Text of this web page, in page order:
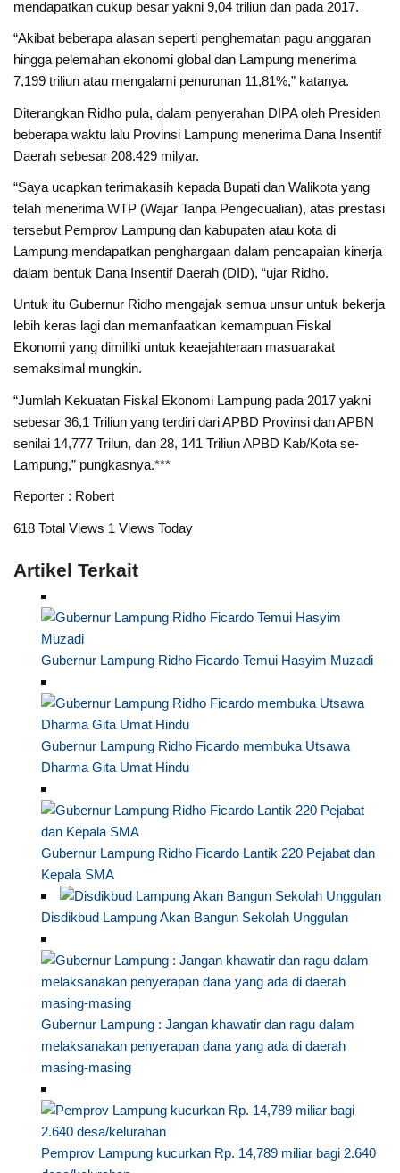
mendapatkan cukup besar yakni 9,04 triliun dan pada 2017.
“Akibat beberapa alasan seperti penghematan pagu anggaran
hingga pelemahan ekonomi global dan Lampung menerima
7,199 triliun atau mengalami penurunan 11,81%,” katanya.
Diterangkan Ridho pula, dalam penyerahan DIPA oleh Presiden
beberapa waktu lalu Provinsi Lampung menerima Dana Insentif
Daerah sebesar 208.429 milyar.
“Saya ucapkan terimakasih kepada Bupati dan Walikota yang
telah menerima WTP (Wajar Tanpa Pengecualian), atas prestasi
tersebut Pemprov Lampung dan kabupaten atau kota di
Lampung mendapatkan penghargaan dalam pencapaian kinerja
dalam bentuk Dana Insentif Daerah (DID), “ujar Ridho.
Untuk itu Gubernur Ridho mengajak semua unsur untuk bekerja
lebih keras lagi dan memanfaatkan kemampuan Fiskal
Ekonomi yang dimiliki untuk keaejahteraan masuarakat
semaksimal mungkin.
“Jumlah Kekuatan Fiskal Ekonomi Lampung pada 2017 yakni
sebesar 36,1 Triliun yang terdiri dari APBD Provinsi dan APBN
senilai 14,777 Trilun, dan 28, 141 Triliun APBD Kab/Kota se-
Lampung,” pungkasnya.***
Reporter : Robert
618 Total Views 1 Views Today
Artikel Terkait
Gubernur Lampung Ridho Ficardo Temui Hasyim Muzadi
Gubernur Lampung Ridho Ficardo membuka Utsawa
Dharma Gita Umat Hindu
Gubernur Lampung Ridho Ficardo Lantik 220 Pejabat dan
Kepala SMA
Disdikbud Lampung Akan Bangun Sekolah Unggulan
Gubernur Lampung : Jangan khawatir dan ragu dalam
melaksanakan penyerapan dana yang ada di daerah
masing-masing
Pemprov Lampung kucurkan Rp. 14,789 miliar bagi 2.640